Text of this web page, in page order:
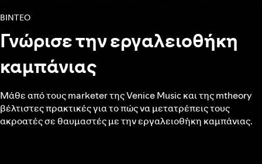
ΒΙΝΤΕΟ
Γνώρισε την εργαλειοθήκη
καμπάνιας
Μάθε από τους marketer της Venice Music και της mtheory
βέλτιστες πρακτικές για το πώς να μετατρέπεις τους
ακροατές σε θαυμαστές με την εργαλειοθήκη καμπάνιας.